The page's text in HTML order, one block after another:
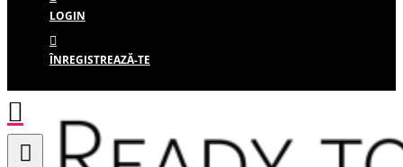
LOGIN
ÎNREGISTREAZĂ-TE